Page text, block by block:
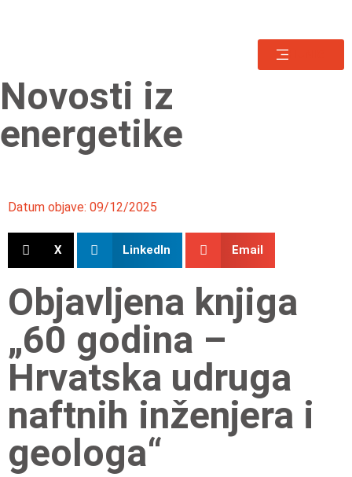
Novosti iz
energetike
Datum objave: 09/12/2025
X LinkedIn Email
Objavljena knjiga
„60 godina –
Hrvatska udruga
naftnih inženjera i
geologa“